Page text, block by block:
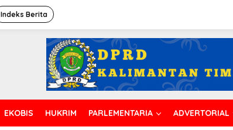
Indeks Berita
EKOBIS HUKRIM PARLEMENTARIA ADVERTORIAL